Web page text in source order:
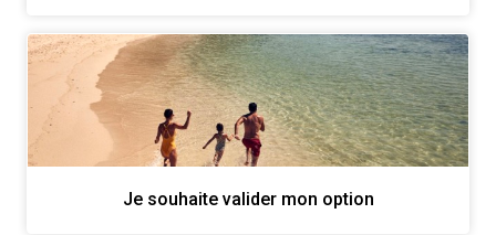
Je souhaite valider mon option